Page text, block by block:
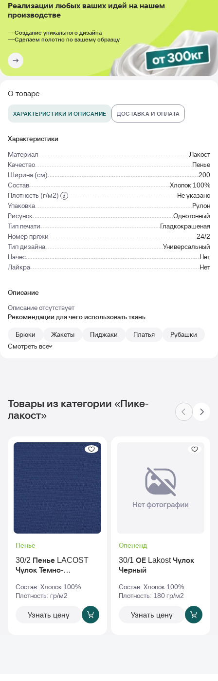
Реализации любых ваших идей на нашем
производстве
Создание уникального дизайна
Сделаем полотно по вашему образцу
О товаре
ХАРАКТЕРИСТИКИ И ОПИСАНИЕ ДОСТАВКА И ОПЛАТА
Характеристики
Материал
Лакост
Качество
Пенье
Ширина (см)
200
Состав
Хлопок 100%
Плотность (г/м2)
Не указано
Упаковка
Рулон
Рисунок
Однотонный
Тип печати
Гладкокрашеная
Номер пряжи
24/2
Тип дизайна
Универсальный
Начес
Нет
Лайкра
Нет
Описание
Описание отсутствует
Рекомендации для чего использовать ткань
Брюки
Жакеты Пиджаки Платья
Рубашки
Смотреть все
Товары из категории «Пике-
лакост»
Пенье
30/2 Пенье LACOST
Чулок Темно-
Состав: Хлопок 100%
Плотность: гр/м2
Узнать цену
Опененд
30/1 ОЕ Lakost Чулок
Черный
Состав: Хлопок 100%
Плотность: 180 гр/м2
Узнать цену